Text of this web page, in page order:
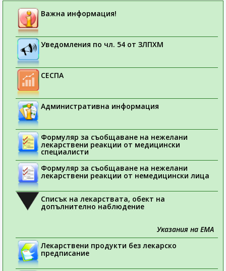
Важна информация!
Уведомления по чл. 54 от ЗЛПХМ
СЕСПА
Административна информация
Формуляр за съобщаване на нежелани
лекарствени реакции от медицински
специалисти
Формуляр за съобщаване на нежелани
лекарствени реакции от немедицински лица
Списък на лекарствата, обект на
допълнително наблюдение
Указания на ЕМА
Лекарствени продукти без лекарско
предписание